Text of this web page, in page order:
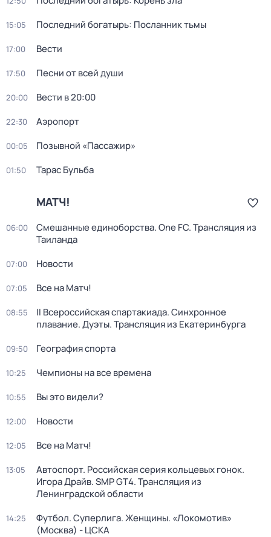
15:05 Последний богатырь: Посланник тьмы
17:00 Вести
17:50 Песни от всей души
20:00 Вести в 20:00
22:30 Аэропорт
00:05 Позывной «Пассажир»
01:50 Тарас Бульба
МАТЧ!
06:00
Смешанные единоборства. One FC. Трансляция из
Таиланда
07:00 Новости
07:05 Все на Матч!
08:55
II Всероссийская спартакиада. Синхронное
плавание. Дуэты. Трансляция из Екатеринбурга
09:50 География спорта
10:25 Чемпионы на все времена
10:55 Вы это видели?
12:00 Новости
12:05 Все на Матч!
13:05
Автоспорт. Российская серия кольцевых гонок.
Игора Драйв. SMP GT4. Трансляция из
Ленинградской области
14:25
Футбол. Суперлига. Женщины. «Локомотив»
(Москва) - ЦСКА